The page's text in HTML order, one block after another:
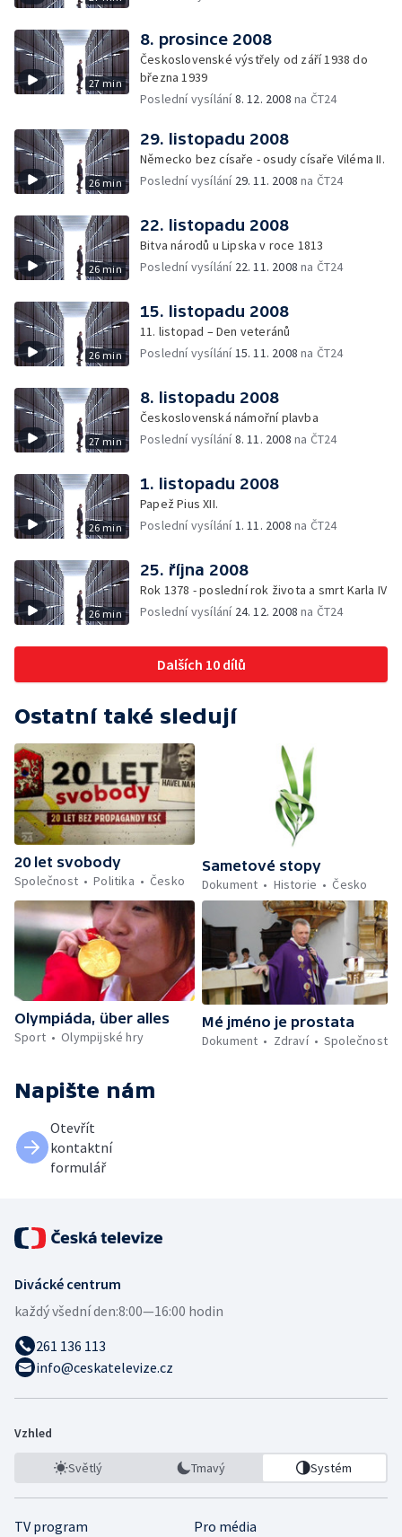
27 min
8. prosince 2008
Československé výstřely od září 1938 do
března 1939
Poslední vysílání8. 12. 2008 na ČT24
26 min
29. listopadu 2008
Německo bez císaře - osudy císaře Viléma II.
Poslední vysílání 29. 11. 2008 na ČT24
26 min
22. listopadu 2008
Bitva národů u Lipska v roce 1813
Poslední vysílání 22. 11. 2008 na ČT24
26 min
15. listopadu 2008
11. listopad – Den veteránů
Poslední vysílání15. 11. 2008 na ČT24
27 min
8. listopadu 2008
Československá námořní plavba
Poslední vysílání8. 11. 2008 na ČT24
26 min
1. listopadu 2008
Papež Pius XII.
Poslední vysílání1. 11. 2008 na ČT24
26 min
25. října 2008
Rok 1378 - poslední rok života a smrt Karla IV
Poslední vysílání 24. 12. 2008 na ČT24
Dalších 10 dílů
Ostatní také sledují
20 let svobody
Společnost
Politika Česko
Sametové stopy
Dokument
Historie Česko
Olympiáda, über alles
Sport
Olympijské hry
Mé jméno je prostata
Dokument
Zdraví Společnost
Napište nám
Otevřít
kontaktní
formulář
Divácké centrum
každý všední den:8:00—16:00 hodin
261 136 113
info@ceskatelevize.cz
Vzhled
Světlý Tmavý Systém
TV program Pro média